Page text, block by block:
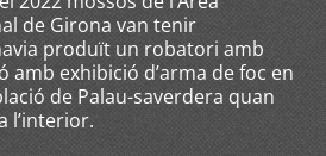
de Girona van tenir
produït un robatori amb
amb exhibició d’arma de foc en
de Palau-saverdera quan
l’interior.